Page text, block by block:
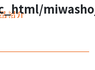
紹介
in
libs/views/